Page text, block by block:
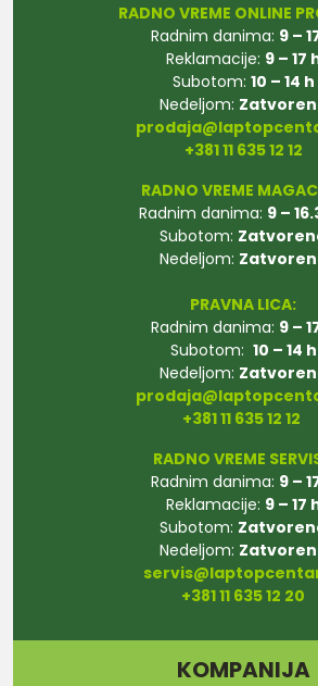
RADNO VREME ONLINE
Radnim danima: 9 –
Reklamacije: 9 – 17
Subotom: 10 – 14 h
Nedeljom:
+381 11 635 12 12
RADNO VREME
Radnim danima: 9 –
Subotom:
Nedeljom:
PRAVNA LICA:
Radnim danima: 9 –
Subotom: 10 – 14 h
Nedeljom:
+381 11 635 12 12
RADNO VREME
Radnim danima: 9 –
Reklamacije: 9 – 17
Subotom:
Nedeljom:
+381 11 635 12 20
KOMPANIJA